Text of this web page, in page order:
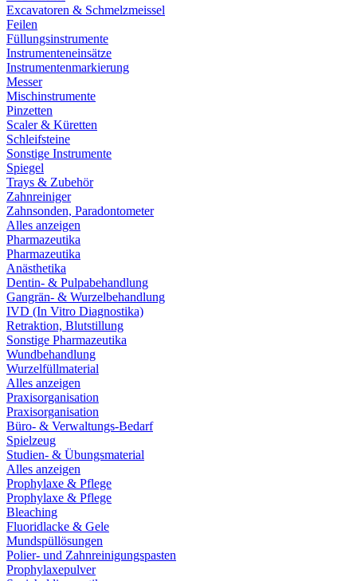
Excavatoren & Schmelzmeissel
Feilen
Füllungsinstrumente
Instrumenteneinsätze
Instrumentenmarkierung
Messer
Mischinstrumente
Pinzetten
Scaler & Küretten
Schleifsteine
Sonstige Instrumente
Spiegel
Trays & Zubehör
Zahnreiniger
Zahnsonden, Paradontometer
Alles anzeigen
Pharmazeutika
Pharmazeutika
Anästhetika
Dentin- & Pulpabehandlung
Gangrän- & Wurzelbehandlung
IVD (In Vitro Diagnostika)
Retraktion, Blutstillung
Sonstige Pharmazeutika
Wundbehandlung
Wurzelfüllmaterial
Alles anzeigen
Praxisorganisation
Praxisorganisation
Büro- & Verwaltungs-Bedarf
Spielzeug
Studien- & Übungsmaterial
Alles anzeigen
Prophylaxe & Pflege
Prophylaxe & Pflege
Bleaching
Fluoridlacke & Gele
Mundspüllösungen
Polier- und Zahnreinigungspasten
Prophylaxepulver